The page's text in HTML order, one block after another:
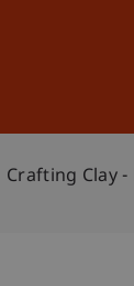
Crafting Clay